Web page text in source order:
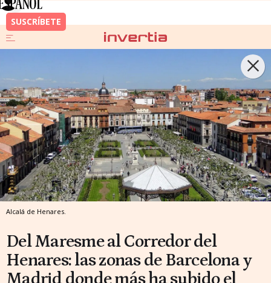
Alcalá de Henares.
Del Maresme al Corredor del
Henares: las zonas de Barcelona y